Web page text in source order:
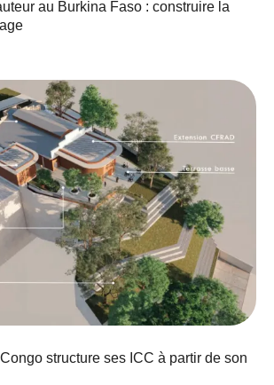
au Burkina Faso : construire la
structure ses ICC à partir de son